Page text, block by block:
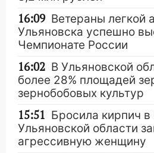
16:09 Ветераны легкой
Ульяновска успешно
Чемпионате России
16:02 В Ульяновской
более 28% площадей
зернобобовых культур
15:51 Бросила кирпич
Ульяновской области
агрессивную женщину